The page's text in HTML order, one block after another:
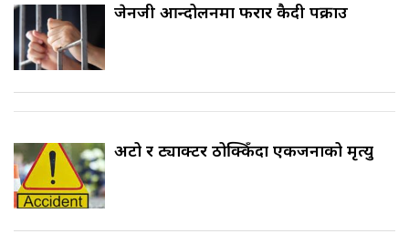
जेनजी आन्दोलनमा फरार कैदी पक्राउ
अटो र ट्याक्टर ठोक्किँदा एकजनाको मृत्यु